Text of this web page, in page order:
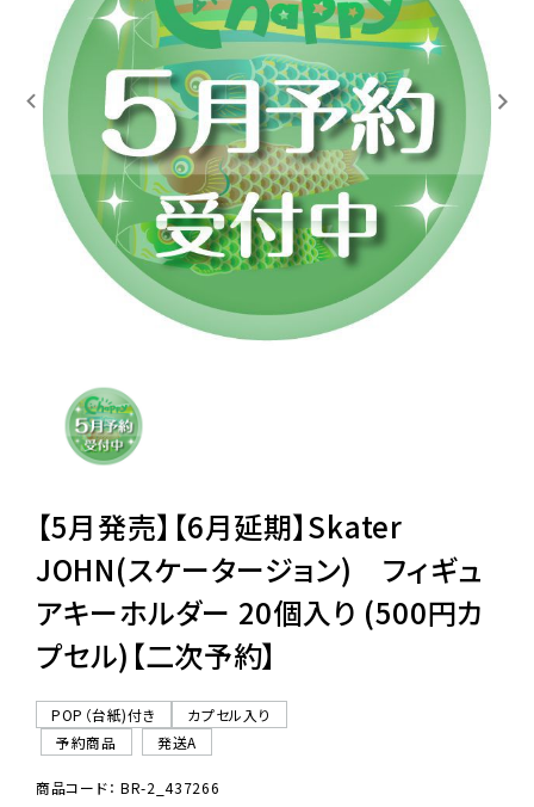
カプセルトイマシン本体
カプセルトイ
販促用空カプセル
レンタル
景品・玩具・文具
販促用カプセルトイ
ご利用ガイド
06-6282-7659
【5月発売】【6月延期】Skater
JOHN(スケータージョン) フィギュ
アキーホルダー 20個入り (500円カ
プセル)【二次予約】
POP（台紙)付き
カプセル入り
予約商品
発送A
商品コード： BR-2_437266